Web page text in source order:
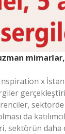
x
sektörde
da
daha